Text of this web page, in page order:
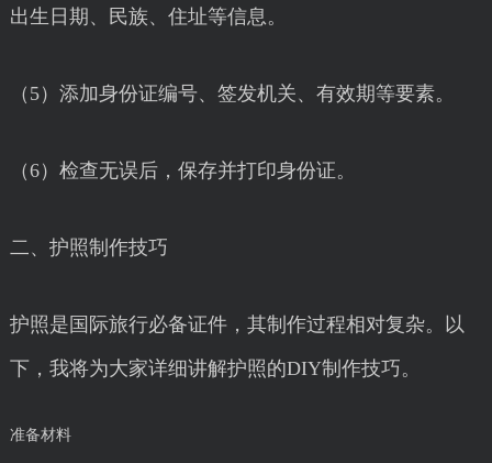
出生日期、民族、住址等信息。
（5）添加身份证编号、签发机关、有效期等要素。
（6）检查无误后，保存并打印身份证。
二、护照制作技巧
护照是国际旅行必备证件，其制作过程相对复杂。以
下，我将为大家详细讲解护照的DIY制作技巧。
准备材料